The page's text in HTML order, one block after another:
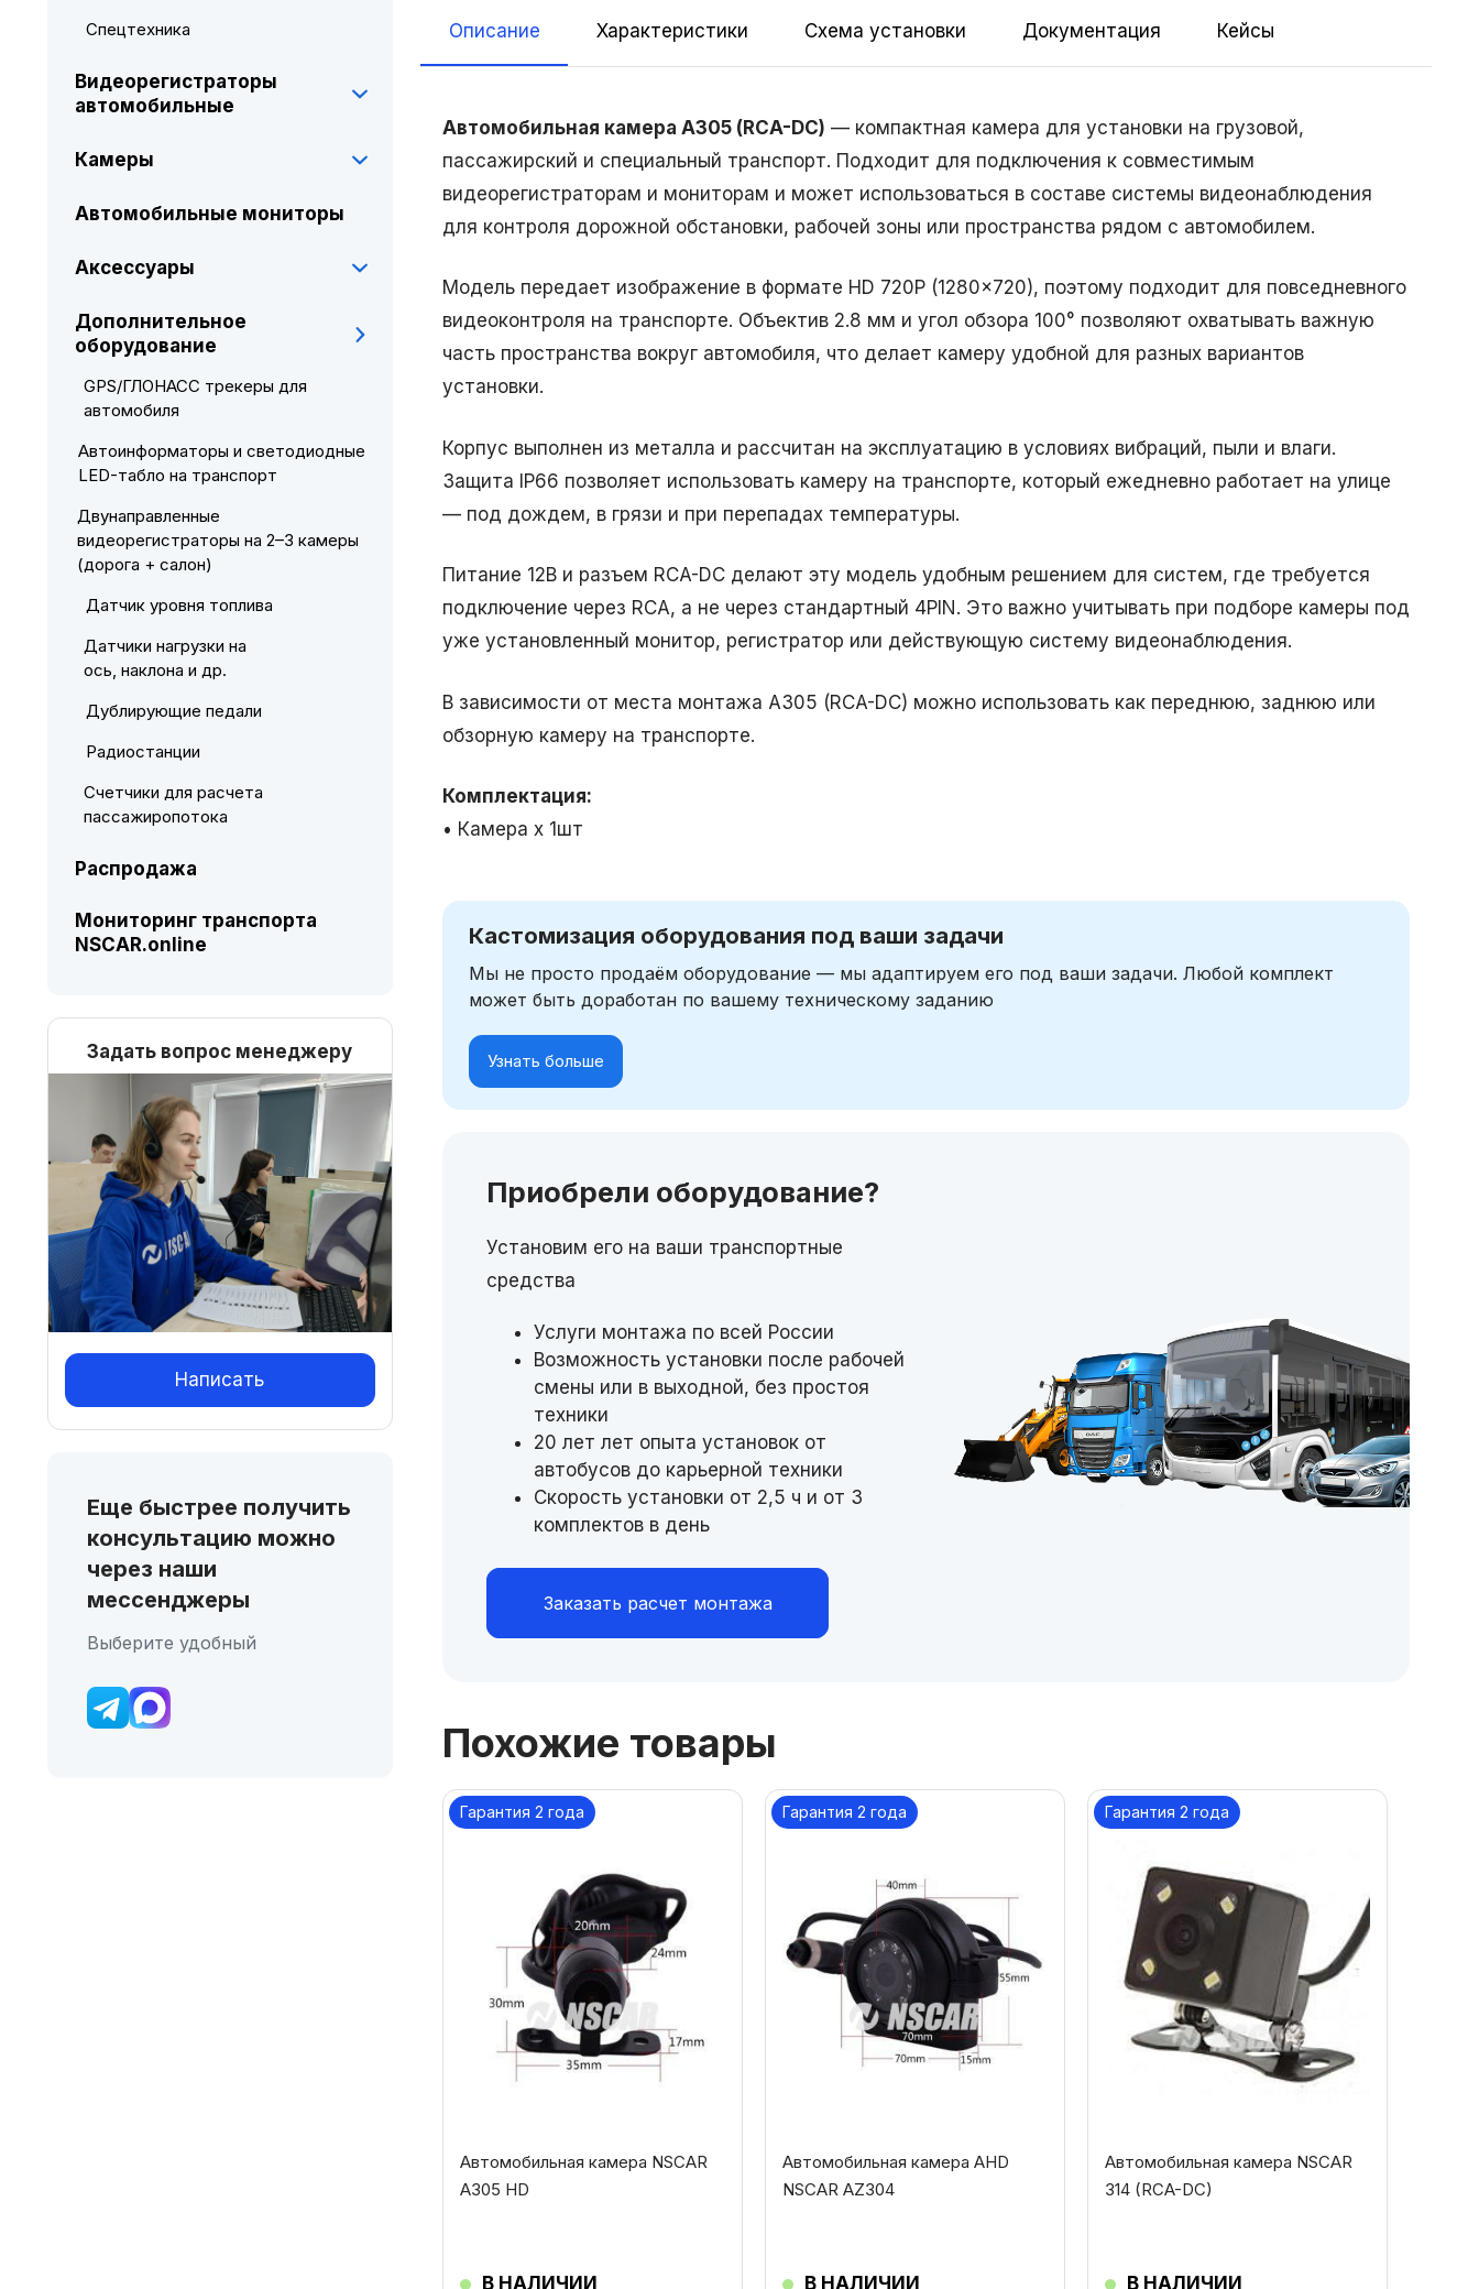
Описание Характеристики Схема установки Документация Кейсы
Автомобильная камера A305 (RCA-DC) — компактная камера для установки на грузовой,
пассажирский и специальный транспорт. Подходит для подключения к совместимым
видеорегистраторам и мониторам и может использоваться в составе системы видеонаблюдения
для контроля дорожной обстановки, рабочей зоны или пространства рядом с автомобилем.
Модель передает изображение в формате HD 720P (1280×720), поэтому подходит для повседневного
видеоконтроля на транспорте. Объектив 2.8 мм и угол обзора 100° позволяют охватывать важную
часть пространства вокруг автомобиля, что делает камеру удобной для разных вариантов
установки.
Корпус выполнен из металла и рассчитан на эксплуатацию в условиях вибраций, пыли и влаги.
Защита IP66 позволяет использовать камеру на транспорте, который ежедневно работает на улице
— под дождем, в грязи и при перепадах температуры.
Питание 12В и разъем RCA-DC делают эту модель удобным решением для систем, где требуется
подключение через RCA, а не через стандартный 4PIN. Это важно учитывать при подборе камеры под
уже установленный монитор, регистратор или действующую систему видеонаблюдения.
В зависимости от места монтажа A305 (RCA-DC) можно использовать как переднюю, заднюю или
обзорную камеру на транспорте.
Комплектация:
• Камера х 1шт
Кастомизация оборудования под ваши задачи
Мы не просто продаём оборудование — мы адаптируем его под ваши задачи. Любой комплект
может быть доработан по вашему техническому заданию
Узнать больше
Приобрели оборудование?
Установим его на ваши транспортные
средства
Услуги монтажа по всей России
Возможность установки после рабочей
смены или в выходной, без простоя
техники
20 лет лет опыта установок от
автобусов до карьерной техники
Скорость установки от 2,5 ч и от 3
комплектов в день
Заказать расчет монтажа
Похожие товары
Гарантия 2 года
Автомобильная камера NSCAR
A305 HD
В НАЛИЧИИ
Гарантия 2 года
Автомобильная камера AHD
NSCAR AZ304
В НАЛИЧИИ
Гарантия 2 года
Автомобильная камера NSCAR
314 (RCA-DC)
В НАЛИЧИИ
Спецтехника
Видеорегистраторы
автомобильные
Камеры
Автомобильные мониторы
Аксессуары
Дополнительное
оборудование
GPS/ГЛОНАСС трекеры для
автомобиля
Автоинформаторы и светодиодные
LED-табло на транспорт
Двунаправленные
видеорегистраторы на 2–3 камеры
(дорога + салон)
Датчик уровня топлива
Датчики нагрузки на
ось, наклона и др.
Дублирующие педали
Радиостанции
Счетчики для расчета
пассажиропотока
Распродажа
Мониторинг транспорта
NSCAR.online
Задать вопрос менеджеру
Написать
Еще быстрее получить
консультацию можно
через наши
мессенджеры
Выберите удобный